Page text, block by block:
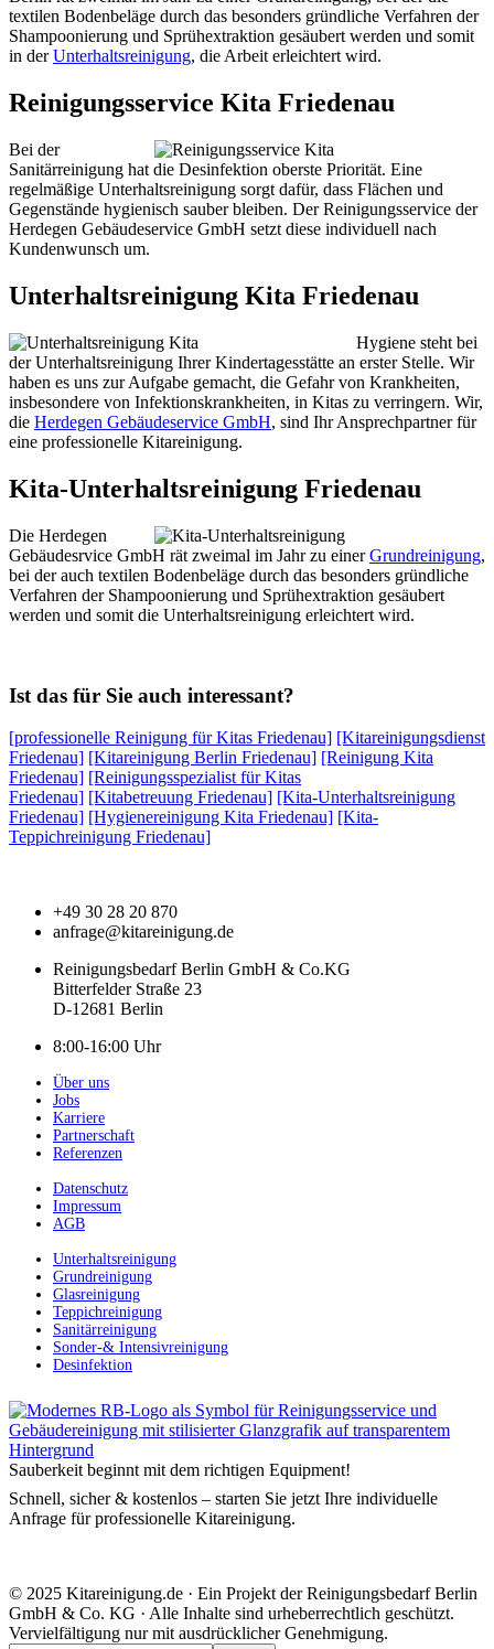
textilen Bodenbeläge durch das besonders gründliche Verfahren der
Shampoonierung und Sprühextraktion gesäubert werden und somit
in derUnterhaltsreinigung, die Arbeit erleichtert wird.
Reinigungsservice Kita Friedenau
Bei der
Sanitärreinigung hat die Desinfektion oberste Priorität. Eine
regelmäßige Unterhaltsreinigung sorgt dafür, dass Flächen und
Gegenstände hygienisch sauber bleiben. Der Reinigungsservice der
Herdegen Gebäudeservice GmbH setzt diese individuell nach
Kundenwunsch um.
Unterhaltsreinigung Kita Friedenau
Hygiene steht bei
der Unterhaltsreinigung Ihrer Kindertagesstätte an erster Stelle. Wir
haben es uns zur Aufgabe gemacht, die Gefahr von Krankheiten,
insbesondere von Infektionskrankheiten, in Kitas zu verringern. Wir,
die Herdegen Gebäudeservice GmbH, sind Ihr Ansprechpartner für
eine professionelle Kitareinigung.
Kita-Unterhaltsreinigung Friedenau
Die Herdegen
Gebäudesrvice GmbH rät zweimal im Jahr zu einerGrundreinigung,
bei der auch textilen Bodenbeläge durch das besonders gründliche
Verfahren der Shampoonierung und Sprühextraktion gesäubert
werden und somit die Unterhaltsreinigung erleichtert wird.
Ist das für Sie auch interessant?
[professionelle Reinigung für Kitas Friedenau] [Kitareinigungsdienst
Friedenau] [Kitareinigung Berlin Friedenau] [Reinigung Kita
Friedenau] [Reinigungsspezialist für Kitas
Friedenau] [Kitabetreuung Friedenau] [Kita-Unterhaltsreinigung
Friedenau] [Hygienereinigung Kita Friedenau] [Kita-
Teppichreinigung Friedenau]
+49 30 28 20 870
anfrage@kitareinigung.de
Reinigungsbedarf Berlin GmbH & Co.KG
Bitterfelder Straße 23
D-12681 Berlin
8:00-16:00 Uhr
Über uns
Jobs
Karriere
Partnerschaft
Referenzen
Datenschutz
Impressum
AGB
Unterhaltsreinigung
Grundreinigung
Glasreinigung
Teppichreinigung
Sanitärreinigung
Sonder-& Intensivreinigung
Desinfektion
Sauberkeit beginnt mit dem richtigen Equipment!
Schnell, sicher & kostenlos – starten Sie jetzt Ihre individuelle
Anfrage für professionelle Kitareinigung.
© 2025 Kitareinigung.de · Ein Projekt der Reinigungsbedarf Berlin
GmbH & Co. KG · Alle Inhalte sind urheberrechtlich geschützt.
Vervielfältigung nur mit ausdrücklicher Genehmigung.